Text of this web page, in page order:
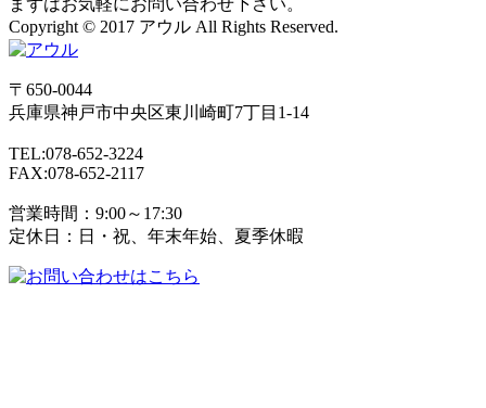
Copyright © 2017 アウル All Rights Reserved.
〒650-0044
兵庫県神戸市中央区東川崎町7丁目1-14
TEL:078-652-3224
FAX:078-652-2117
営業時間：9:00～17:30
定休日：日・祝、年末年始、夏季休暇